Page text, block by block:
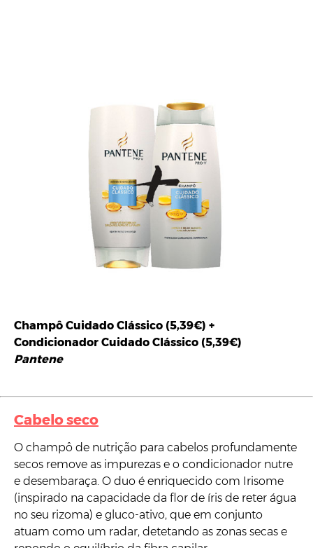
Champô Cuidado Clássico (5,39€) +
Condicionador Cuidado Clássico (5,39€)
Pantene
Cabelo seco
O champô de nutrição para cabelos profundamente
secos remove as impurezas e o condicionador nutre
e desembaraça. O duo é enriquecido com Irisome
(inspirado na capacidade da flor de íris de reter água
no seu rizoma) e gluco-ativo, que em conjunto
atuam como um radar, detetando as zonas secas e